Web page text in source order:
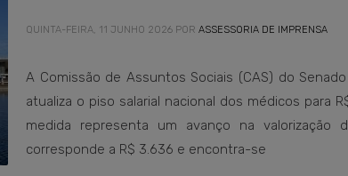
QUINTA-FEIRA, 11 JUNHO 2026 POR ASSESSORIA DE IMPRENSA
A Comissão de Assuntos Sociais (CAS) do
atualiza o piso salarial nacional dos médicos para
medida representa um avanço na
corresponde a R$ 3.636 e encontra-se